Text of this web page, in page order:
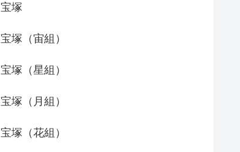
宝塚
宝塚（宙組）
宝塚（星組）
宝塚（月組）
宝塚（花組）